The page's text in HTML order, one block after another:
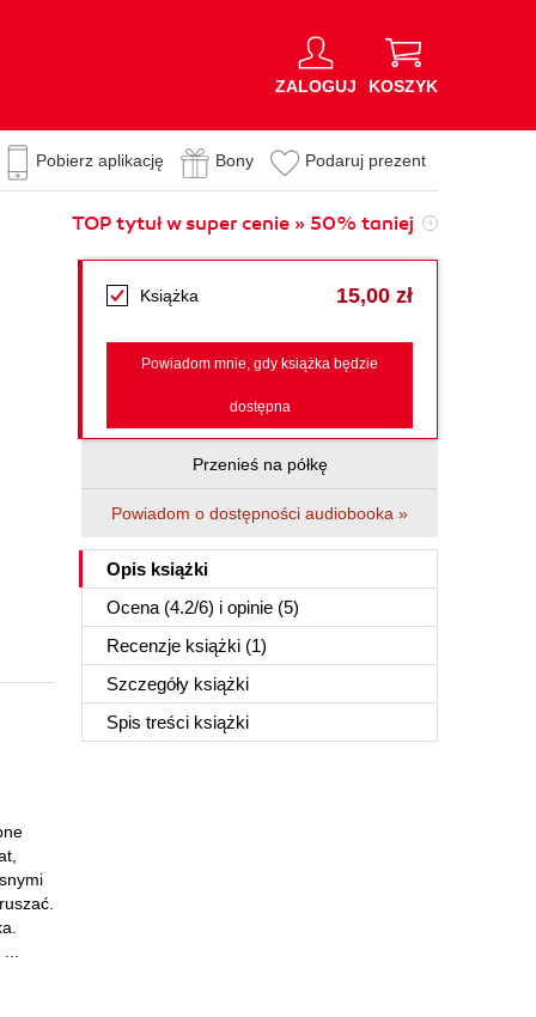
ZALOGUJ KOSZYK
Pobierz aplikację Bony Podaruj prezent
TOP tytuł w super cenie » 50% taniej
Książka 15,00 zł
Powiadom mnie, gdy książka będzie
dostępna
Przenieś na półkę
Powiadom o dostępności audiobooka »
Opis książki
Ocena (4.2/6) i opinie (5)
Recenzje książki (1)
Szczegóły książki
Spis treści książki